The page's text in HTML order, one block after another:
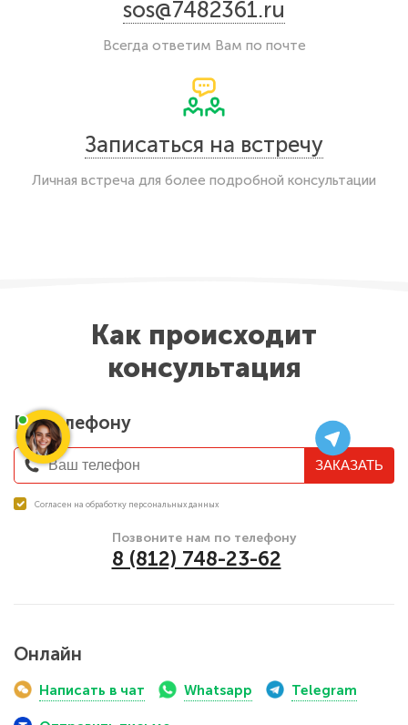
sos@7482361.ru
Всегда ответим Вам по почте
Записаться на встречу
Личная встреча для более подробной консультации
Как происходит
консультация
По телефону
ЗАКАЗАТЬ
Согласен на обработку персональных данных
Позвоните нам по телефону
8 (812) 748-23-62
Онлайн
Написать в чат Whatsapp Telegram